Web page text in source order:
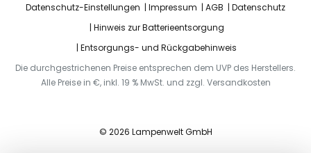
Datenschutz-Einstellungen Impressum AGB
Datenschutz
Hinweis zur Batterieentsorgung
Entsorgungs- und Rückgabehinweis
Die durchgestrichenen Preise entsprechen dem UVP des Herstellers.
Alle Preise in €, inkl. 19 % MwSt. und zzgl. Versandkosten
© 2026 Lampenwelt GmbH